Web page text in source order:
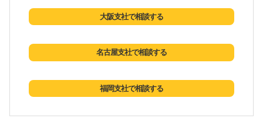
大阪支社で相談する
名古屋支社で相談する
福岡支社で相談する